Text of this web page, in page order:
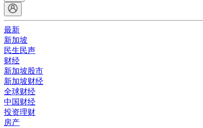
最新
新加坡
民生民声
财经
新加坡股市
新加坡财经
全球财经
中国财经
投资理财
房产